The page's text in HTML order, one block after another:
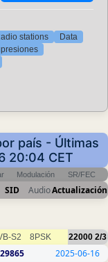
stations
Data
país - Últimas
20:04 CET
Modulación SR/FEC
SID AudioActualización
S2 8PSK 22000 2/3
29865 2025-06-16